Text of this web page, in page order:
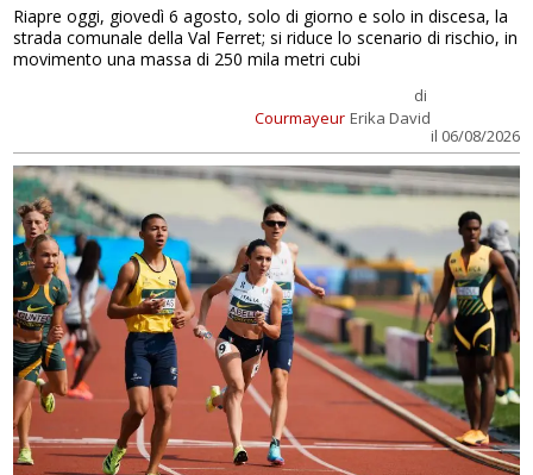
Courmayeur
di
Erika David
il 06/08/2026
Riapre oggi, giovedì 6 agosto, solo di giorno e solo in discesa, la
strada comunale della Val Ferret; si riduce lo scenario di rischio, in
movimento una massa di 250 mila metri cubi